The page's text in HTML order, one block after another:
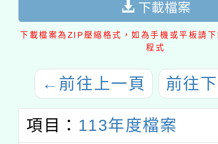
下載檔案
下載檔案為ZIP壓縮格式，如為手機或平板請
程式
← 前往上一頁 前往
項目： 113年度檔案